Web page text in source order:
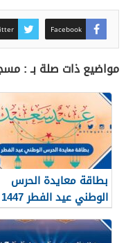
Facebook
مواضيع ذات صلة بـ :
بطاقة معايدة الحرس
الوطني عيد الفطر 1447